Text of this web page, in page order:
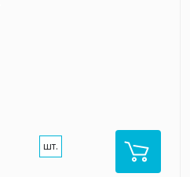
шт.